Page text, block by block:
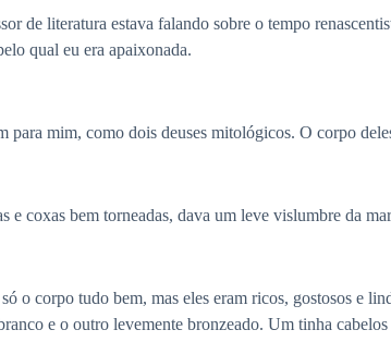
de literatura estava falando sobre o tempo
qual eu era apaixonada.
para mim, como dois deuses mitológicos. O corpo
e coxas bem torneadas, dava um leve vislumbre da
só o corpo tudo bem, mas eles eram ricos, gostosos e
e o outro levemente bronzeado. Um tinha